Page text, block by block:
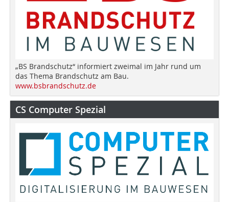
„BS Brandschutz“ informiert zweimal im Jahr rund um
das Thema Brandschutz am Bau.
www.bsbrandschutz.de
CS Computer Spezial